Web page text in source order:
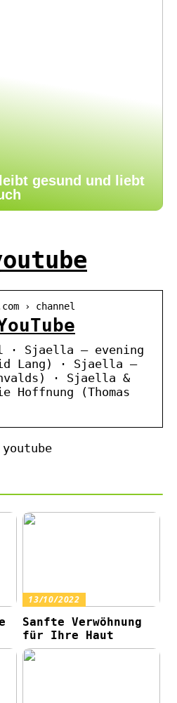
gesund und liebt
› channel
· Sjaella – evening
Lang) · Sjaella –
· Sjaella &
Hoffnung (Thomas
13/10/2022
Sanfte Verwöhnung
für Ihre Haut